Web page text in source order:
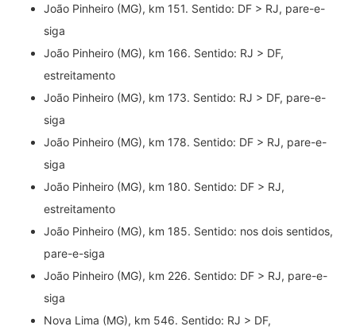
João Pinheiro (MG), km 151. Sentido: DF > RJ, pare-e-
siga
João Pinheiro (MG), km 166. Sentido: RJ > DF,
estreitamento
João Pinheiro (MG), km 173. Sentido: RJ > DF, pare-e-
siga
João Pinheiro (MG), km 178. Sentido: DF > RJ, pare-e-
siga
João Pinheiro (MG), km 180. Sentido: DF > RJ,
estreitamento
João Pinheiro (MG), km 185. Sentido: nos dois sentidos,
pare-e-siga
João Pinheiro (MG), km 226. Sentido: DF > RJ, pare-e-
siga
Nova Lima (MG), km 546. Sentido: RJ > DF,